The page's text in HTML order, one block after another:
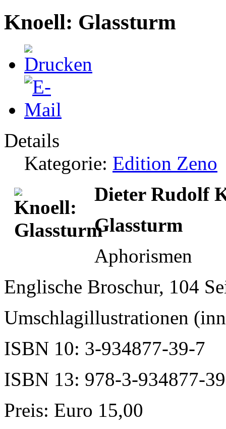
Knoell: Glassturm
Details
Kategorie: Edition Zeno
Dieter Rudolf
Glassturm
Aphorismen
Englische Broschur, 104
Umschlagillustrationen
ISBN 10: 3-934877-39-7
ISBN 13: 978-3-934877-
Preis: Euro 15,00